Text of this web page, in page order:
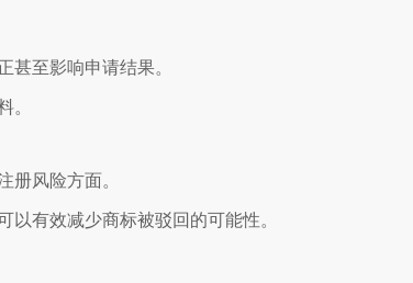
甚至影响申请结果。
。
册风险方面。
以有效减少商标被驳回的可能性。